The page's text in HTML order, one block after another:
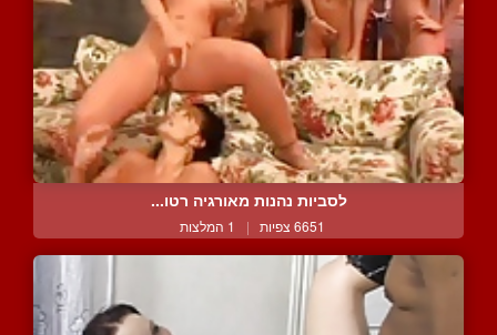
לסביות נהנות מאורגיה רטו...
6651 צפיות | 1 המלצות